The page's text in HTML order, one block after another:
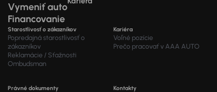
Vymeniť auto
Financovanie
Starostlivosť o zákazníkov
Popredajná starostlivosť o
zákazníkov
Reklamácie / Sťažnosti
Ombudsman
Kariéra
Voľné pozície
Prečo pracovať v AAA AUTO
Právné dokumenty Kontakty